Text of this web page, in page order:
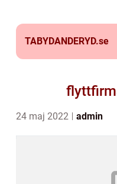
TABYDANDERYD.se
24 maj 2022 admin